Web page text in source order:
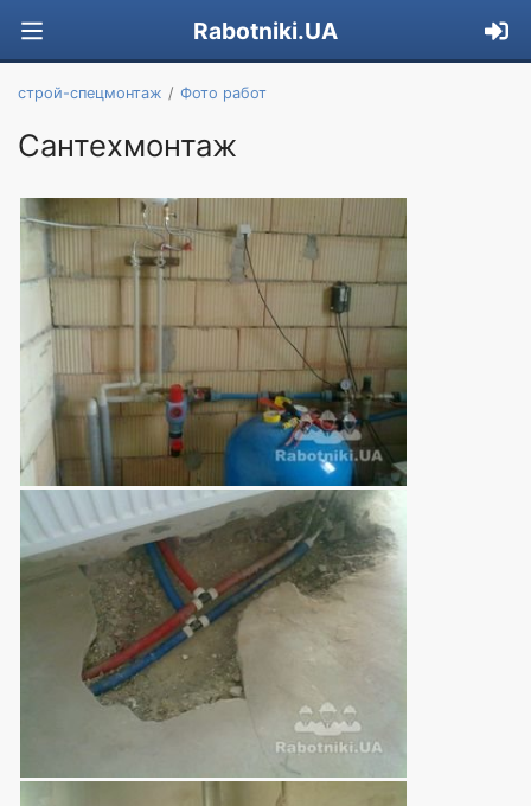
Rabotniki.UA
строй-спецмонтаж Фото работ
Сантехмонтаж